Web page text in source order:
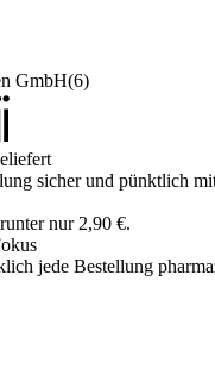
GmbH(6)
sicher und pünktlich
nur 2,90 €.
jede Bestellung